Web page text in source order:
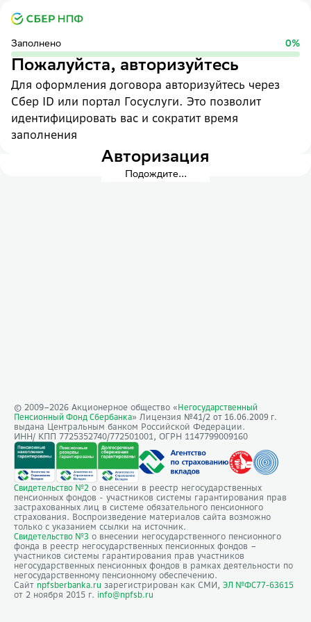
Заполнено 0%
Пожалуйста, авторизуйтесь
Для оформления договора авторизуйтесь через
Сбер ID или портал Госуслуги. Это позволит
идентифицировать вас и сократит время
заполнения
Авторизация
Подождите...
© 2009–2026 Акционерное общество « Негосударственный
Пенсионный Фонд Сбербанка» Лицензия №41/2 от 16.06.2009 г.
выдана Центральным банком Российской Федерации.
ИНН/ КПП 7725352740/772501001, ОГРН 1147799009160
Свидетельство №2 о внесении в реестр негосударственных
пенсионных фондов - участников системы гарантирования прав
застрахованных лиц в системе обязательного пенсионного
страхования. Воспроизведение материалов сайта возможно
только с указанием ссылки на источник.
Свидетельство №3 о внесении негосударственного пенсионного
фонда в реестр негосударственных пенсионных фондов –
участников системы гарантирования прав участников
негосударственных пенсионных фондов в рамках деятельности по
негосударственному пенсионному обеспечению.
Сайт npfsberbanka.ru зарегистрирован как СМИ, ЭЛ №ФС77-63615
от 2 ноября 2015 г. info@npfsb.ru